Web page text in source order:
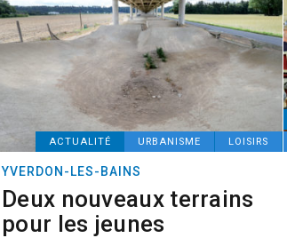
ACTUALITÉ URBANISME LOISIRS
YVERDON-LES-BAINS
Deux nouveaux terrains
pour les jeunes